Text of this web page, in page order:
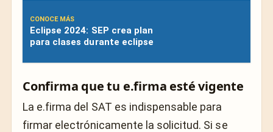
CONOCE MÁS
Eclipse 2024: SEP crea plan
para clases durante eclipse
Confirma que tu e.firma esté vigente
La e.firma del SAT es indispensable para
firmar electrónicamente la solicitud. Si se